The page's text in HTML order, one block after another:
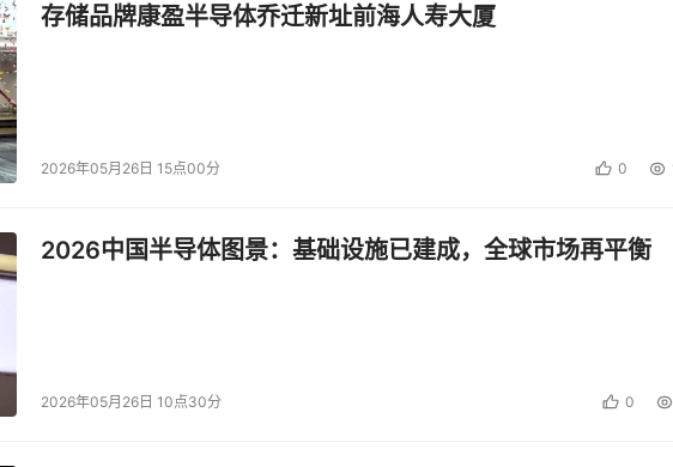
，豆包1.6的输入价格为0.8元/百万tokens、输出8元/百万tokens，综合成本
R1的三分之一。Seedance 1.0 pro模型每千 tokens仅0.015元，每生成一条
低。
火山引擎AI云原生全栈服务升级，发布了火山引擎MCP服务、PromptPilot 智
强化学习框架等产品，并推出多模态数据湖、AICC私密计算、大模型应用防火
存储品牌康盈半导体乔迁新址前海人寿大厦
2026年05月26日 15点00分 0
2026中国半导体图景：基础设施已建成，全球市场再平衡
2026年05月26日 10点30分 0